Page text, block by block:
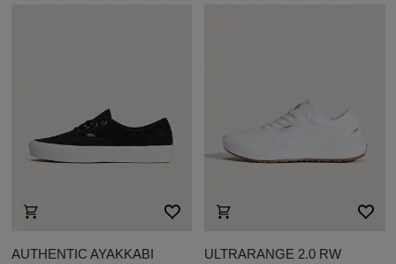
AUTHENTIC AYAKKABI
ULTRARANGE 2.0 RW